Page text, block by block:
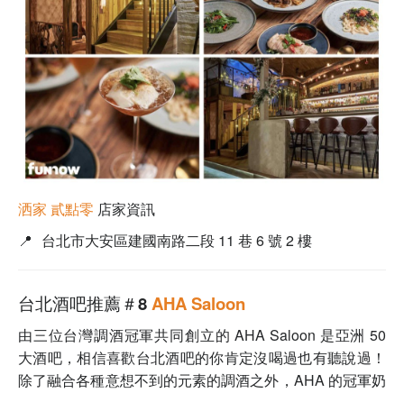
洒家 貳點零 店家資訊
📍 台北市大安區建國南路二段 11 巷 6 號 2 樓
台北酒吧推薦＃8AHA Saloon
由三位台灣調酒冠軍共同創立的 AHA Saloon 是亞洲 50
大酒吧，相信喜歡台北酒吧的你肯定沒喝過也有聽說過！
除了融合各種意想不到的元素的調酒之外，AHA 的冠軍奶